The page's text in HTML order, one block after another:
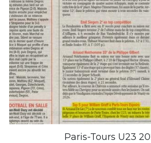
Paris-Tours U23